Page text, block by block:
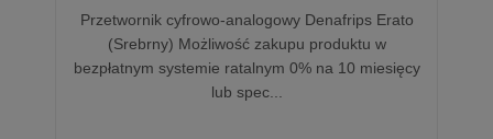
Przetwornik cyfrowo-analogowy Denafrips Erato
(Srebrny) Możliwość zakupu produktu w
bezpłatnym systemie ratalnym 0% na 10 miesięcy
lub spec...